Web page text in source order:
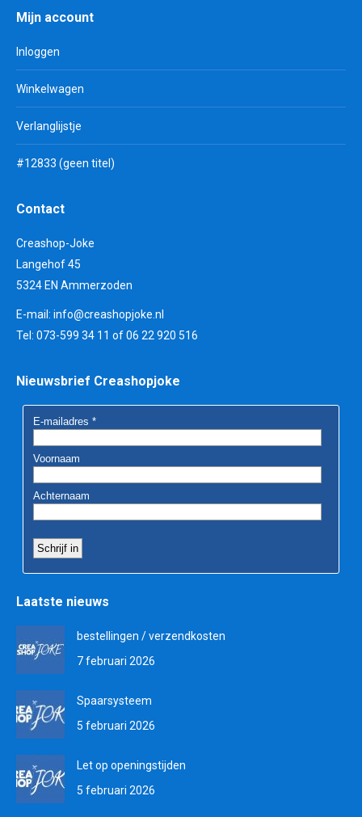
Mijn account
Inloggen
Winkelwagen
Verlanglijstje
#12833 (geen titel)
Contact
Creashop-Joke
Langehof 45
5324 EN Ammerzoden
E-mail: info@creashopjoke.nl
Tel: 073-599 34 11 of 06 22 920 516
Nieuwsbrief Creashopjoke
Laatste nieuws
bestellingen / verzendkosten
7 februari 2026
Spaarsysteem
5 februari 2026
Let op openingstijden
5 februari 2026